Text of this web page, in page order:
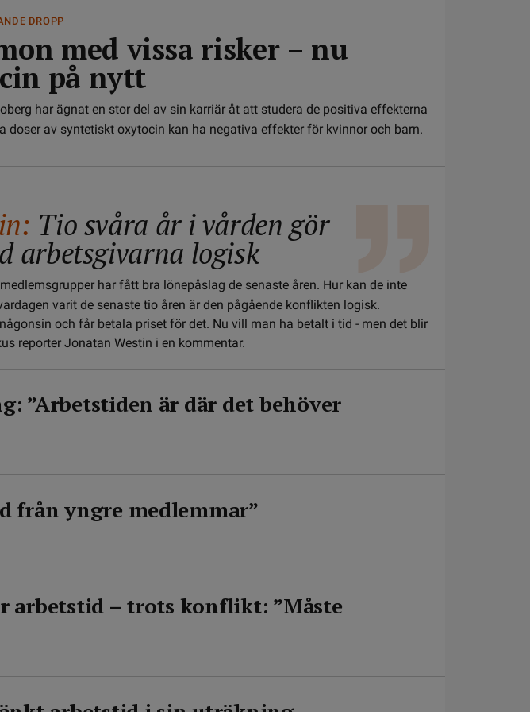
DROPP
med vissa risker – nu
på nytt
har ägnat en stor del av sin karriär åt att studera de positiva effekterna
doser av syntetiskt oxytocin kan ha negativa effekter för kvinnor och barn.
Tio svåra år i vården gör
arbetsgivarna logisk
har fått bra lönepåslag de senaste åren. Hur kan de inte
varit de senaste tio åren är den pågående konflikten logisk.
och får betala priset för det. Nu vill man ha betalt i tid - men det blir
reporter Jonatan Westin i en kommentar.
”Arbetstiden är där det behöver
från yngre medlemmar”
arbetstid – trots konflikt: ”Måste